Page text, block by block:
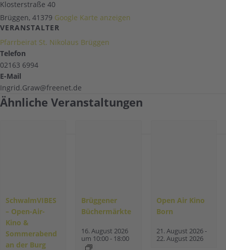
Klosterstraße 40
Brüggen, 41379 Google Karte anzeigen
VERANSTALTER
Pfarrbeirat St. Nikolaus Brüggen
Telefon
02163 6994
E-Mail
Ingrid.Graw@freenet.de
Ähnliche Veranstaltungen
SchwalmVIBES
– Open-Air-
Kino &
Sommerabend
an der Burg
Brüggener
Büchermärkte
16. August 2026
um 10:00- 18:00
Open Air Kino
Born
21. August 2026-
22. August 2026